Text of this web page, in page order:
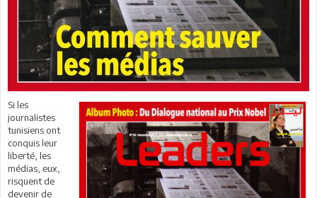
Si les
journalistes
tunisiens ont
conquis leur
liberté, les
médias, eux,
risquent de
devenir de